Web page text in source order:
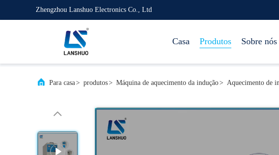
Zhengzhou Lanshuo Electronics Co., Ltd
Casa Produtos Sobre nós
Para casa> produtos> Máquina de aquecimento da indução> Aquecimento de